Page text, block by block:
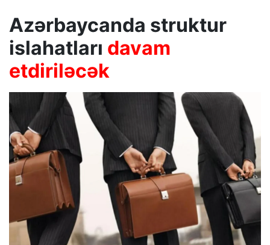
Azərbaycanda struktur
islahatları davam
etdiriləcək